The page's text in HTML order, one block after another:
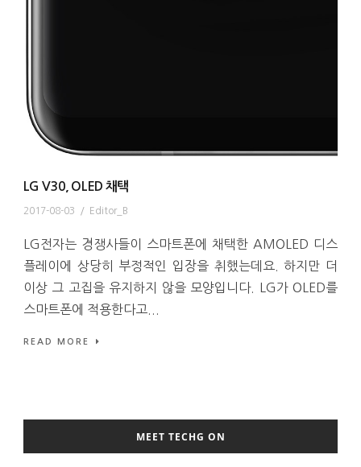
LG V30, OLED 채택
2017-08-03 / Editor_B
LG전자는 경쟁사들이 스마트폰에 채택한 AMOLED 디스
플레이에 상당히 부정적인 입장을 취했는데요. 하지만 더
이상 그 고집을 유지하지 않을 모양입니다. LG가 OLED를
스마트폰에 적용한다고...
READ MORE
MEET TECHG ON